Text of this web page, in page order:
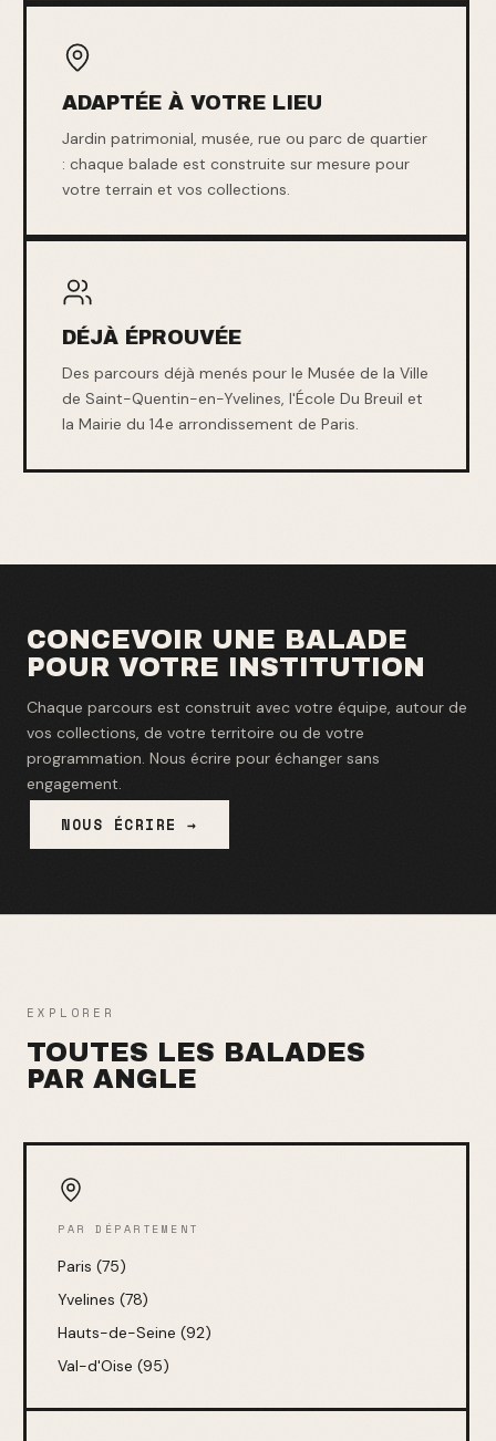
ADAPTÉE À VOTRE LIEU
Jardin patrimonial, musée, rue ou parc de quartier
: chaque balade est construite sur mesure pour
votre terrain et vos collections.
DÉJÀ ÉPROUVÉE
Des parcours déjà menés pour le Musée de la Ville
de Saint-Quentin-en-Yvelines, l'École Du Breuil et
la Mairie du 14e arrondissement de Paris.
CONCEVOIR UNE BALADE
POUR VOTRE INSTITUTION
Chaque parcours est construit avec votre équipe, autour de
vos collections, de votre territoire ou de votre
programmation. Nous écrire pour échanger sans
engagement.
NOUS ÉCRIRE →
EXPLORER
TOUTES LES BALADES
PAR ANGLE
PAR DÉPARTEMENT
Paris (75)
Yvelines (78)
Hauts-de-Seine (92)
Val-d'Oise (95)